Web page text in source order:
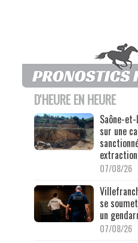
D'HEURE EN HEURE
Saône-
sur une
07/08/26
se
un
07/08/26